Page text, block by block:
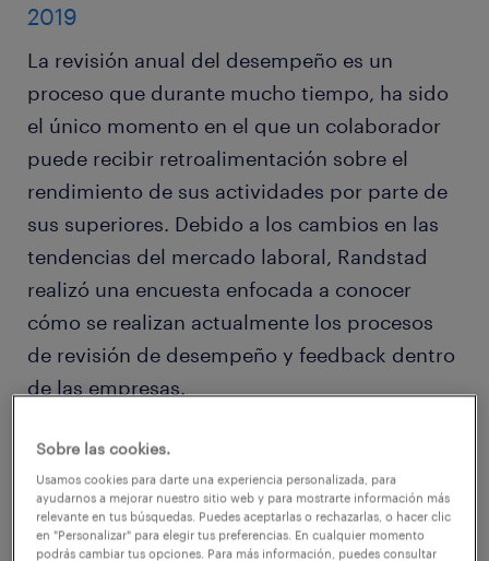
2019
La revisión anual del desempeño es un
proceso que durante mucho tiempo, ha sido
el único momento en el que un colaborador
puede recibir retroalimentación sobre el
rendimiento de sus actividades por parte de
sus superiores. Debido a los cambios en las
tendencias del mercado laboral, Randstad
realizó una encuesta enfocada a conocer
cómo se realizan actualmente los procesos
de revisión de desempeño y feedback dentro
de las empresas.
Feedback en tiempo real
Hoy en día, dar feedback en tiempo real a los
empleados es una práctica de evaluación que
Sobre las cookies.
Usamos cookies para darte una experiencia personalizada, para
ayudarnos a mejorar nuestro sitio web y para mostrarte información más
relevante en tus búsquedas. Puedes aceptarlas o rechazarlas, o hacer clic
en "Personalizar" para elegir tus preferencias. En cualquier momento
podrás cambiar tus opciones. Para más información, puedes consultar